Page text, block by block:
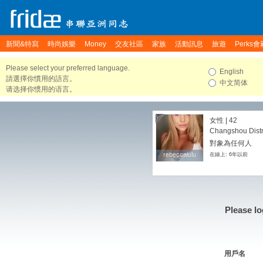
新聞&特寫 時尚娛樂 Money 交友社區 家族 活動訊息 旅遊 Perks會
Please select your preferred language.
請選擇你慣用的語言。
请选择你惯用的语言。
English
中文简体
rebeccalulu
rebeccalulu
女性 | 42
Changshou
對象為任何人
在線上: 6年以前
Please
用戶名